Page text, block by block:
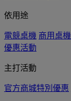
依用途
電競桌機 商用桌機
優惠活動
主打活動
官方商城特別優惠